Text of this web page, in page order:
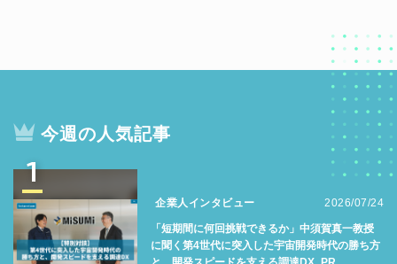
今週の人気記事
1
企業人インタビュー 2026/07/24
「短期間に何回挑戦できるか」中須賀真一教授
に聞く第4世代に突入した宇宙開発時代の勝ち方